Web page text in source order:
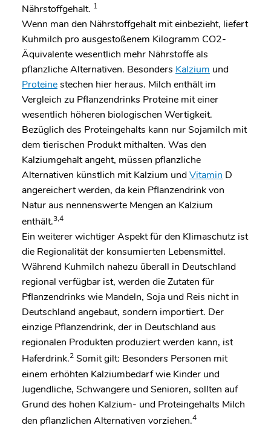
Nährstoffgehalt. 1
Wenn man den Nährstoffgehalt mit einbezieht, liefert
Kuhmilch pro ausgestoßenem Kilogramm CO2-
Äquivalente wesentlich mehr Nährstoffe als
pflanzliche Alternativen. Besonders Kalzium und
Proteinestechen hier heraus. Milch enthält im
Vergleich zu Pflanzendrinks Proteine mit einer
wesentlich höheren biologischen Wertigkeit.
Bezüglich des Proteingehalts kann nur Sojamilch mit
dem tierischen Produkt mithalten. Was den
Kalziumgehalt angeht, müssen pflanzliche
Alternativen künstlich mit Kalzium undVitamin D
angereichert werden, da kein Pflanzendrink von
Natur aus nennenswerte Mengen an Kalzium
enthält.3,4
Ein weiterer wichtiger Aspekt für den Klimaschutz ist
die Regionalität der konsumierten Lebensmittel.
Während Kuhmilch nahezu überall in Deutschland
regional verfügbar ist, werden die Zutaten für
Pflanzendrinks wie Mandeln, Soja und Reis nicht in
Deutschland angebaut, sondern importiert. Der
einzige Pflanzendrink, der in Deutschland aus
regionalen Produkten produziert werden kann, ist
Haferdrink.2 Somit gilt: Besonders Personen mit
einem erhöhten Kalziumbedarf wie Kinder und
Jugendliche, Schwangere und Senioren, sollten auf
Grund des hohen Kalzium- und Proteingehalts Milch
den pflanzlichen Alternativen vorziehen.4